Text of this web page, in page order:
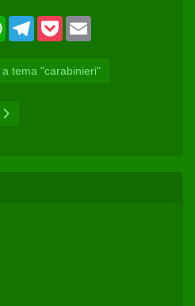
WhatsAppTelegram
Pocket
tema "carabinieri"